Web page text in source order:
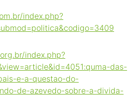
index.php?
index.php?
das-
e-a-questao-do-
de-azevedo-sobre-a-divida-